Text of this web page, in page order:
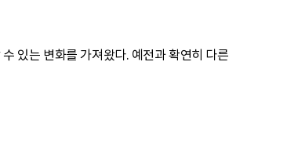
있는 변화를 가져왔다. 예전과 확연히 다른